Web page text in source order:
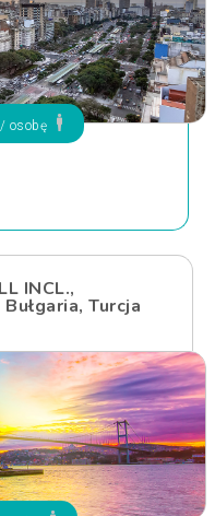
/ osobę
INCL.,
Turcja